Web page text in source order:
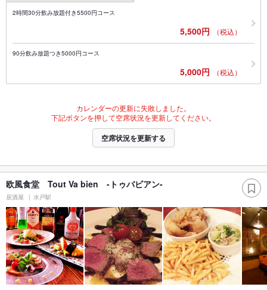
2時間30分飲み放題付き5500円コース
5,500円 （税込）
90分飲み放題つき5000円コース
5,000円 （税込）
カレンダーの更新に失敗しました。
下記ボタンを押して空席状況を更新してください。
空席状況を更新する
欧風食堂 Tout Va bien -トゥバビアン-
居酒屋 水戸駅